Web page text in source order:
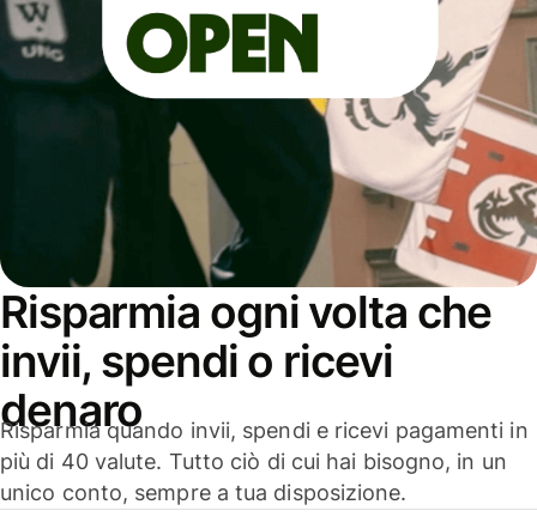
Risparmia ogni volta che
invii, spendi o ricevi
denaro
Risparmia quando invii, spendi e ricevi pagamenti in
più di 40 valute. Tutto ciò di cui hai bisogno, in un
unico conto, sempre a tua disposizione.